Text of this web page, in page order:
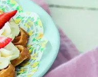
hyvää syötävää!
olla liian vaikeaa.
Kirjan ohjeilla
koottu niin nuorten että
leivonnaisia. Lisäksi
lastenjuhlien
kondiittori ei tarvitse olla
Kirjan herkut osaa